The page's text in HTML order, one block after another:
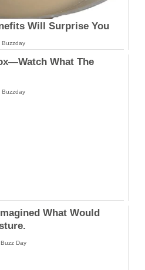
Will Surprise You
Buzzday
What The
Buzzday
What Would
Buzz Day